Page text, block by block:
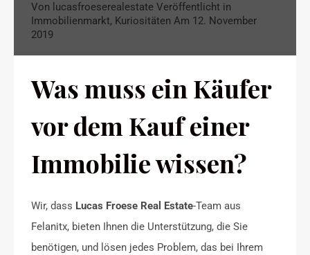
Von lucasfroeserealestate Veröffentlicht in
Immobilienmarkt, Kuriositäten Am 12. November
2019
Was muss ein Käufer
vor dem Kauf einer
Immobilie wissen?
Wir, dass Lucas Froese Real Estate-Team aus
Felanitx, bieten Ihnen die Unterstützung, die Sie
benötigen, und lösen jedes Problem, das bei Ihrem